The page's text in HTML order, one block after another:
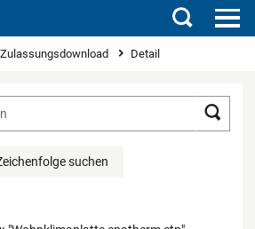
Suchen
Zulassungsdownload Detail
suchen